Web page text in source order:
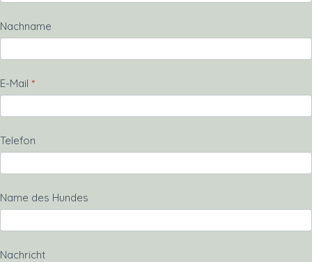
Nachname
E-Mail *
Telefon
Name des Hundes
Nachricht